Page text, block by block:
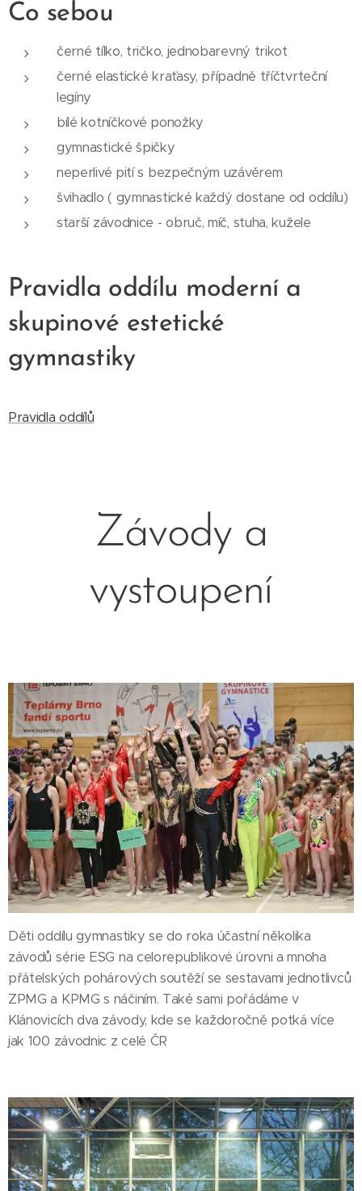
Co sebou
černé tílko, tričko, jednobarevný trikot
černé elastické kraťasy, případně tříčtvrteční
legíny
bílé kotníčkové ponožky
gymnastické špičky
neperlivé pití s bezpečným uzávěrem
švihadlo ( gymnastické každý dostane od oddílu)
starší závodnice - obruč, míč, stuha, kužele
Pravidla oddílu moderní a
skupinové estetické
gymnastiky
Pravidla oddílů
Závody a
vystoupení
Děti oddílu gymnastiky se do roka účastní několika
závodů série ESG na celorepublikové úrovni a mnoha
přátelských pohárových soutěží se sestavami jednotlivců
ZPMG a KPMG s náčiním. Také sami pořádáme v
Klánovicích dva závody, kde se každoročně potká více
jak 100 závodnic z celé ČR